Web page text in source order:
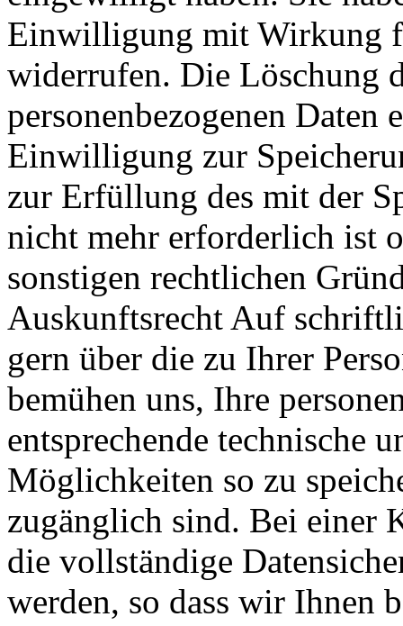
Einwilligung mit Wirkung
widerrufen. Die Löschung
personenbezogenen
Einwilligung zur
zur Erfüllung des mit der
nicht mehr erforderlich ist
sonstigen rechtlichen
Auskunftsrecht Auf
gern über die zu Ihrer
bemühen uns, Ihre
entsprechende technische
Möglichkeiten so zu
zugänglich sind. Bei einer
die vollständige
werden, so dass wir Ihnen